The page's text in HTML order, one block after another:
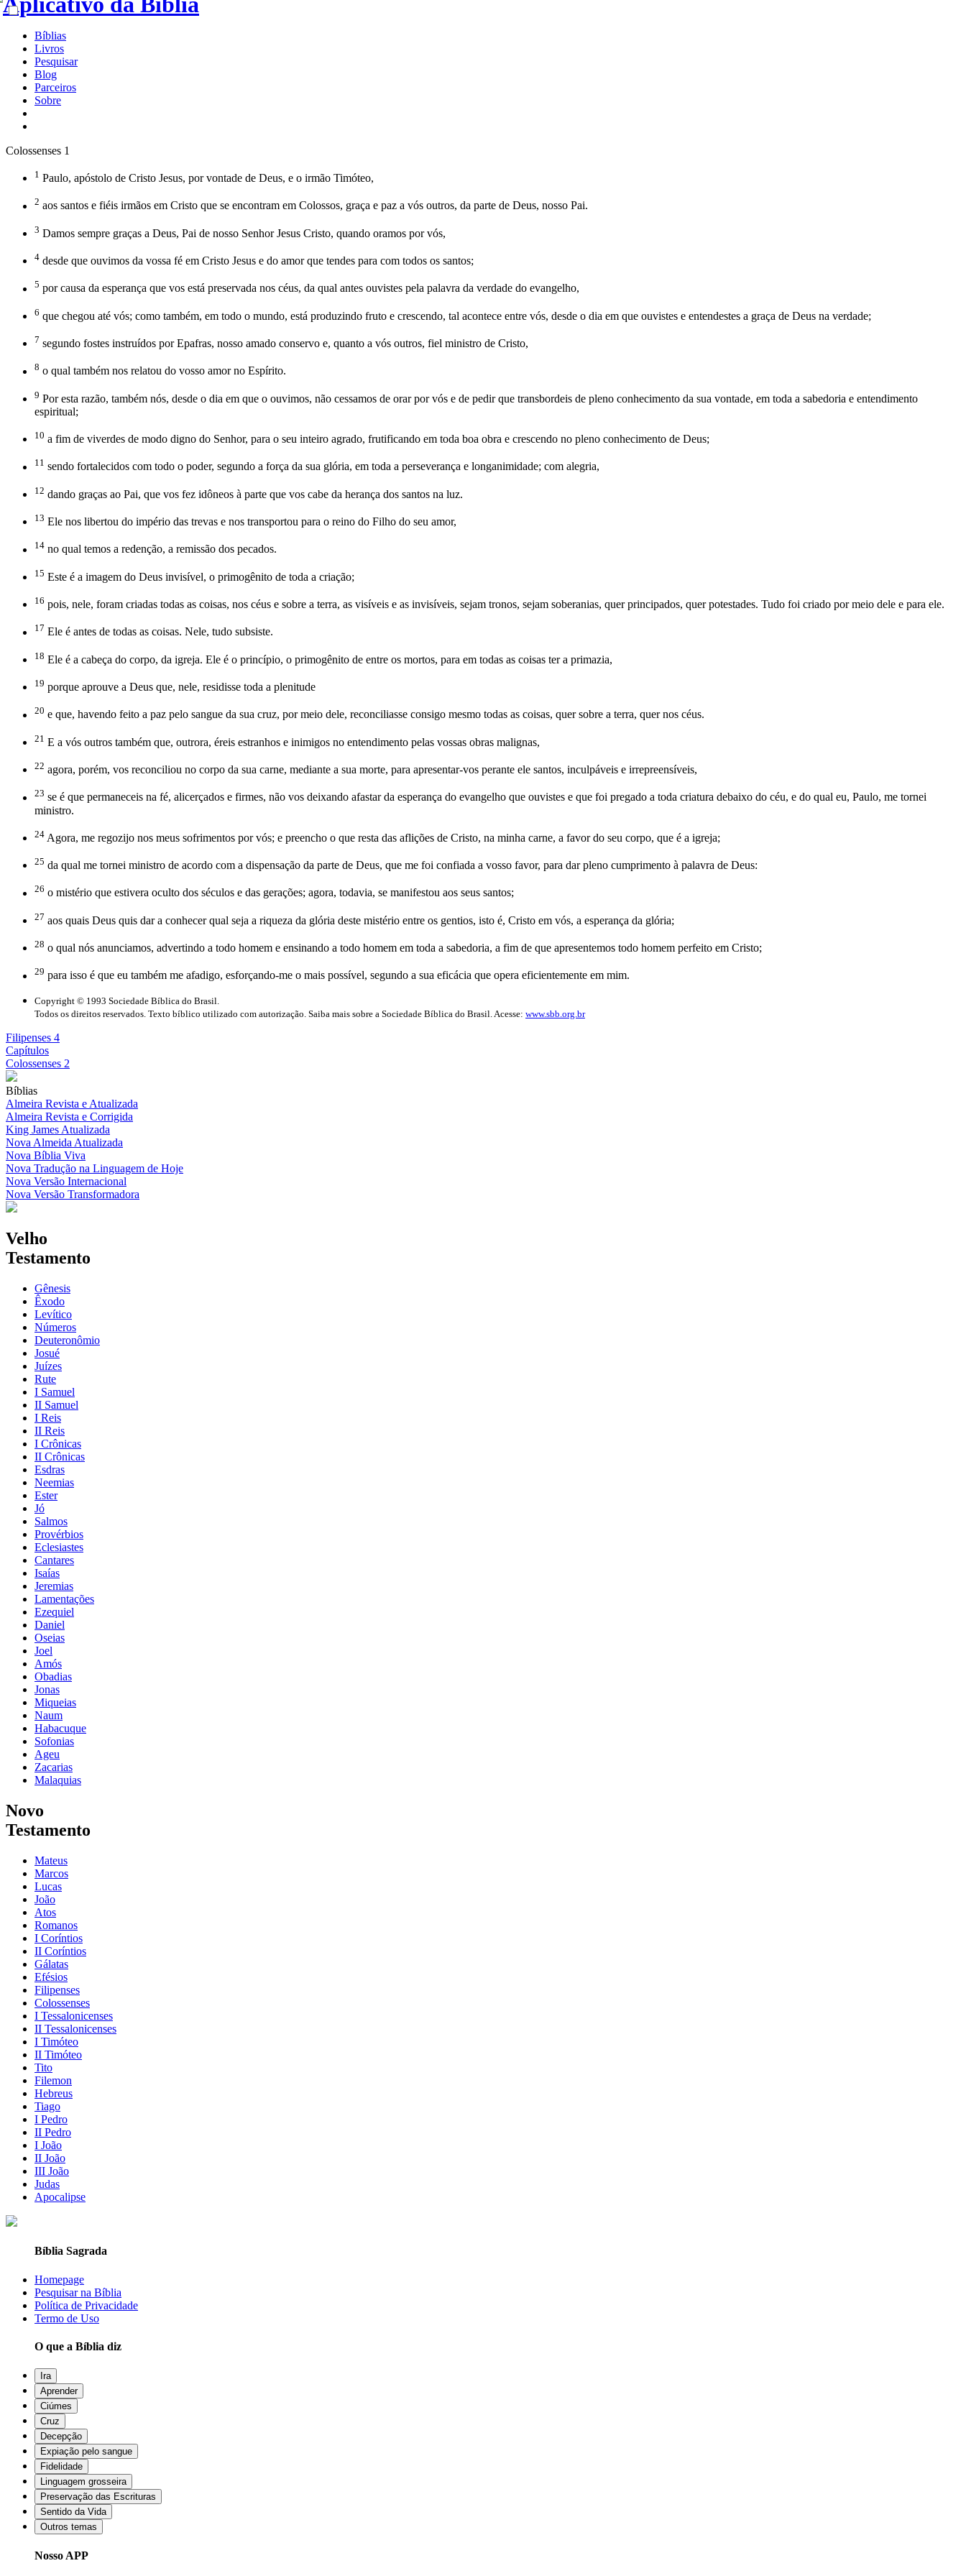
Bíblias
Livros
Pesquisar
Blog
Parceiros
Sobre
Colossenses 1
1 Paulo, apóstolo de Cristo Jesus, por vontade de Deus, e o irmão Timóteo,
2 aos santos e fiéis irmãos em Cristo que se encontram em Colossos, graça e paz a vós outros, da parte de Deus, nosso Pai.
3 Damos sempre graças a Deus, Pai de nosso Senhor Jesus Cristo, quando oramos por vós,
4 desde que ouvimos da vossa fé em Cristo Jesus e do amor que tendes para com todos os santos;
5 por causa da esperança que vos está preservada nos céus, da qual antes ouvistes pela palavra da verdade do evangelho,
6 que chegou até vós; como também, em todo o mundo, está produzindo fruto e crescendo, tal acontece entre vós, desde o dia em que ouvistes e entendestes a graça de Deus na verdade;
7 segundo fostes instruídos por Epafras, nosso amado conservo e, quanto a vós outros, fiel ministro de Cristo,
8 o qual também nos relatou do vosso amor no Espírito.
9 Por esta razão, também nós, desde o dia em que o ouvimos, não cessamos de orar por vós e de pedir que transbordeis de pleno conhecimento da sua vontade, em toda a sabedoria e entendimento
espiritual;
10 a fim de viverdes de modo digno do Senhor, para o seu inteiro agrado, frutificando em toda boa obra e crescendo no pleno conhecimento de Deus;
11 sendo fortalecidos com todo o poder, segundo a força da sua glória, em toda a perseverança e longanimidade; com alegria,
12 dando graças ao Pai, que vos fez idôneos à parte que vos cabe da herança dos santos na luz.
13 Ele nos libertou do império das trevas e nos transportou para o reino do Filho do seu amor,
14 no qual temos a redenção, a remissão dos pecados.
15 Este é a imagem do Deus invisível, o primogênito de toda a criação;
16 pois, nele, foram criadas todas as coisas, nos céus e sobre a terra, as visíveis e as invisíveis, sejam tronos, sejam soberanias, quer principados, quer potestades. Tudo foi criado por meio dele e para ele.
17 Ele é antes de todas as coisas. Nele, tudo subsiste.
18 Ele é a cabeça do corpo, da igreja. Ele é o princípio, o primogênito de entre os mortos, para em todas as coisas ter a primazia,
19 porque aprouve a Deus que, nele, residisse toda a plenitude
20 e que, havendo feito a paz pelo sangue da sua cruz, por meio dele, reconciliasse consigo mesmo todas as coisas, quer sobre a terra, quer nos céus.
21 E a vós outros também que, outrora, éreis estranhos e inimigos no entendimento pelas vossas obras malignas,
22 agora, porém, vos reconciliou no corpo da sua carne, mediante a sua morte, para apresentar-vos perante ele santos, inculpáveis e irrepreensíveis,
23 se é que permaneceis na fé, alicerçados e firmes, não vos deixando afastar da esperança do evangelho que ouvistes e que foi pregado a toda criatura debaixo do céu, e do qual eu, Paulo, me tornei
ministro.
24 Agora, me regozijo nos meus sofrimentos por vós; e preencho o que resta das aflições de Cristo, na minha carne, a favor do seu corpo, que é a igreja;
25 da qual me tornei ministro de acordo com a dispensação da parte de Deus, que me foi confiada a vosso favor, para dar pleno cumprimento à palavra de Deus:
26 o mistério que estivera oculto dos séculos e das gerações; agora, todavia, se manifestou aos seus santos;
27 aos quais Deus quis dar a conhecer qual seja a riqueza da glória deste mistério entre os gentios, isto é, Cristo em vós, a esperança da glória;
28 o qual nós anunciamos, advertindo a todo homem e ensinando a todo homem em toda a sabedoria, a fim de que apresentemos todo homem perfeito em Cristo;
29 para isso é que eu também me afadigo, esforçando-me o mais possível, segundo a sua eficácia que opera eficientemente em mim.
Copyright © 1993 Sociedade Bíblica do Brasil.
Todos os direitos reservados. Texto bíblico utilizado com autorização. Saiba mais sobre a Sociedade Bíblica do Brasil. Acesse: www.sbb.org.br
Filipenses 4
Capítulos
Colossenses 2
Bíblias
Almeira Revista e Atualizada
Almeira Revista e Corrigida
King James Atualizada
Nova Almeida Atualizada
Nova Bíblia Viva
Nova Tradução na Linguagem de Hoje
Nova Versão Internacional
Nova Versão Transformadora
Velho
Testamento
Gênesis
Êxodo
Levítico
Números
Deuteronômio
Josué
Juízes
Rute
I Samuel
II Samuel
I Reis
II Reis
I Crônicas
II Crônicas
Esdras
Neemias
Ester
Jó
Salmos
Provérbios
Eclesiastes
Cantares
Isaías
Jeremias
Lamentações
Ezequiel
Daniel
Oseias
Joel
Amós
Obadias
Jonas
Miqueias
Naum
Habacuque
Sofonias
Ageu
Zacarias
Malaquias
Novo
Testamento
Mateus
Marcos
Lucas
João
Atos
Romanos
I Coríntios
II Coríntios
Gálatas
Efésios
Filipenses
Colossenses
I Tessalonicenses
II Tessalonicenses
I Timóteo
II Timóteo
Tito
Filemon
Hebreus
Tiago
I Pedro
II Pedro
I João
II João
III João
Judas
Apocalipse
Bíblia Sagrada
Homepage
Pesquisar na Bíblia
Política de Privacidade
Termo de Uso
O que a Bíblia diz
Ira
Aprender
Ciúmes
Cruz
Decepção
Expiação pelo sangue
Fidelidade
Linguagem grosseira
Preservação das Escrituras
Sentido da Vida
Outros temas
Nosso APP